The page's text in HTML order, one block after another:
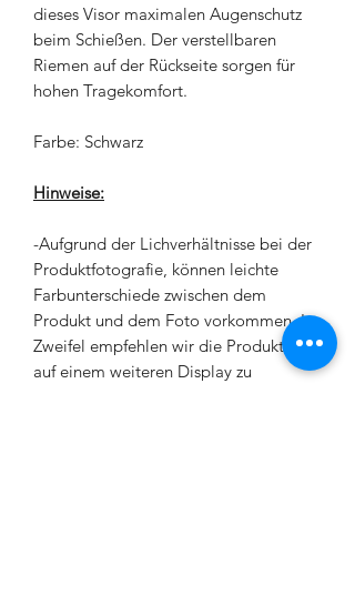
dieses Visor maximalen Augenschutz
beim Schießen. Der verstellbaren
Riemen auf der Rückseite sorgen für
hohen Tragekomfort.
Farbe: Schwarz
Hinweise:
-Aufgrund der Lichverhältnisse bei der
Produktfotografie, können leichte
Farbunterschiede zwischen dem
Produkt und dem Foto vorkommen. Im
Zweifel empfehlen wir die Produktfotos
auf einem weiteren Display zu